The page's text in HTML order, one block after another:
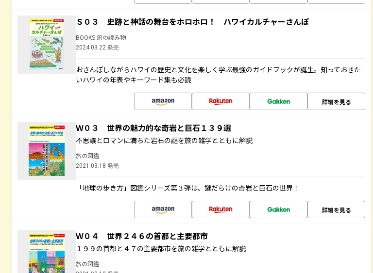
Ｓ０３ 史跡と神話の舞台をホロホロ！ ハワイカルチャーさんぽ
BOOKS 旅の読み物
2024.03.22 発売
おさんぽしながらハワイの歴史と文化を楽しく学ぶ最強のガイドブックが誕生。知っておきた
いハワイの年表やキーワード集も必読
詳細を見る
Ｗ０３ 世界の魅力的な奇岩と巨石１３９選
不思議とロマンに満ちた岩石の謎を旅の雑学とともに解説
旅の図鑑
2021.03.18 発売
「地球の歩き方」図鑑シリーズ第３弾は、謎だらけの奇岩と巨石の世界！
詳細を見る
Ｗ０４ 世界２４６の首都と主要都市
１９９の首都と４７の主要都市を旅の雑学とともに解説
旅の図鑑